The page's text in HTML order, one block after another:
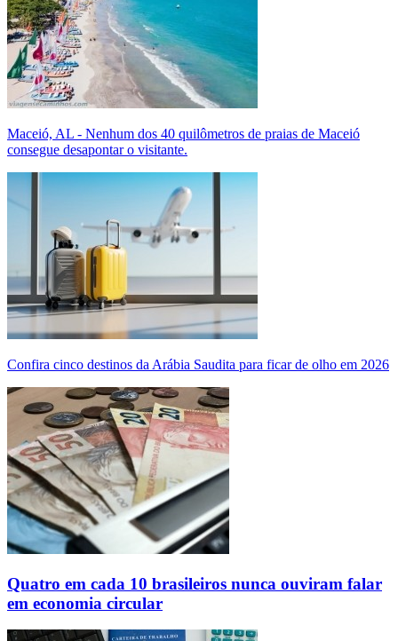
Maceió, AL - Nenhum dos 40 quilômetros de praias de Maceió
consegue desapontar o visitante.
Confira cinco destinos da Arábia Saudita para ficar de olho em 2026
Quatro em cada 10 brasileiros nunca ouviram falar
em economia circular